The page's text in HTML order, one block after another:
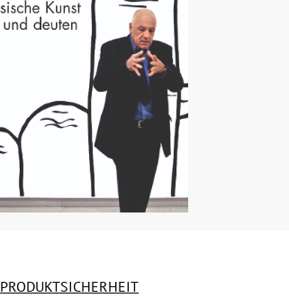
PRODUKTSICHERHEIT